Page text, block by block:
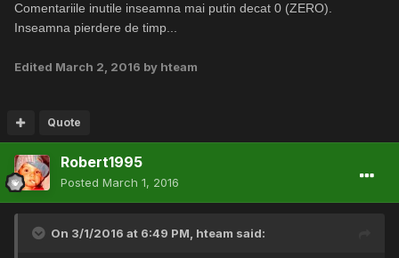
Comentariile inutile inseamna mai putin decat 0 (ZERO).
Inseamna pierdere de timp...
Edited March 2, 2016 by hteam
Quote
Robert1995
Posted March 1, 2016
On 3/1/2016 at 6:49 PM, hteam said: